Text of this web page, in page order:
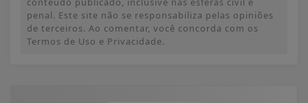
penal. Este site não se responsabiliza pelas opiniões
de terceiros. Ao comentar, você concorda com os
Termos de Uso e Privacidade.